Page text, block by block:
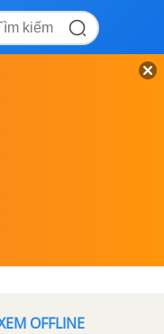
OFFLINE